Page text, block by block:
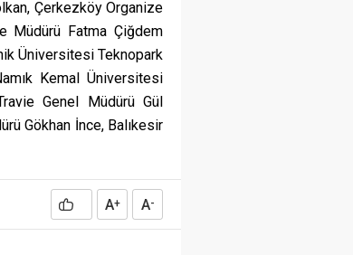
Çerkezköy Organize
Müdürü Fatma Çiğdem
Üniversitesi Teknopark
Kemal Üniversitesi
Genel Müdürü Gül
Gökhan İnce, Balıkesir
A+ A-